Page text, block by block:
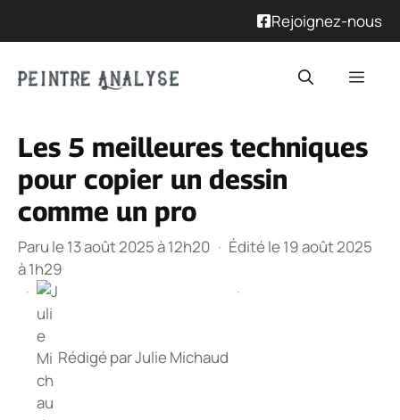
Rejoignez-nous
Les 5 meilleures techniques
pour copier un dessin
comme un pro
Paru le 13 août 2025 à 12h20 · Édité le 19 août 2025
à 1h29
·
Rédigé parJulie Michaud
·